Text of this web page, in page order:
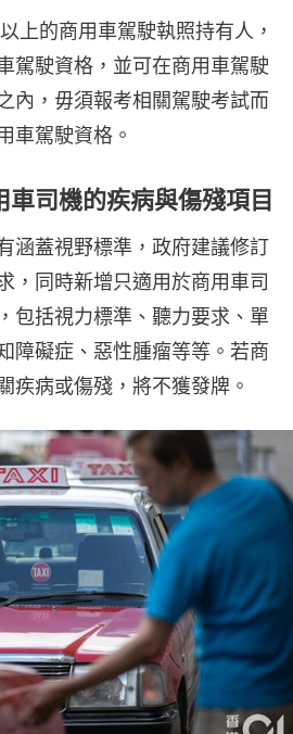
上的商用車駕駛執照持有人，
駕駛資格，並可在商用車駕駛
內，毋須報考相關駕駛考試而
車駕駛資格。
司機的疾病與傷殘項目
涵蓋視野標準，政府建議修訂
，同時新增只適用於商用車司
包括視力標準、聽力要求、單
障礙症、惡性腫瘤等等。若商
疾病或傷殘，將不獲發牌。